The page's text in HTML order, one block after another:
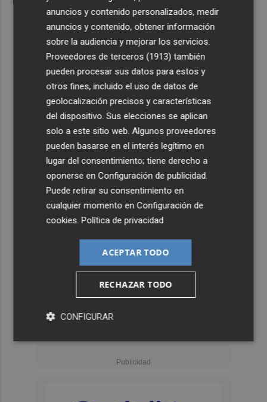
anuncios y contenido personalizados, medir
anuncios y contenido, obtener información
sobre la audiencia y mejorar los servicios.
Proveedores de terceros (1913) también
pueden procesar sus datos para estos y
otros fines, incluido el uso de datos de
geolocalización precisos y características
del dispositivo. Sus elecciones se aplican
solo a este sitio web. Algunos proveedores
pueden basarse en el interés legítimo en
lugar del consentimiento; tiene derecho a
oponerse enConfiguración de publicidad
Puede retirar su consentimiento en
cualquier momento enConfiguración de
cookies .Política de privacidad
ACEPTAR TODO
RECHAZAR TODO
CONFIGURAR